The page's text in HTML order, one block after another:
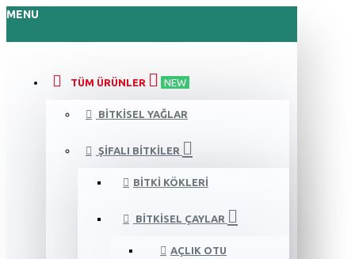
MENU
TÜM ÜRÜNLER NEW
BITKISEL YAĞLAR
ŞIFALI BITKILER
BITKI KÖKLERI
BITKISEL ÇAYLAR
AÇLIK OTU